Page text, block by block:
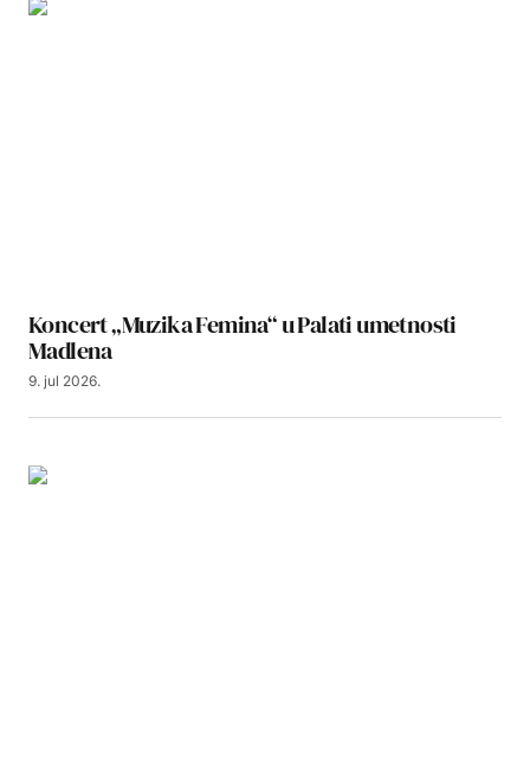
Koncert „Muzika Femina“ u Palati umetnosti
Madlena
9. jul 2026.